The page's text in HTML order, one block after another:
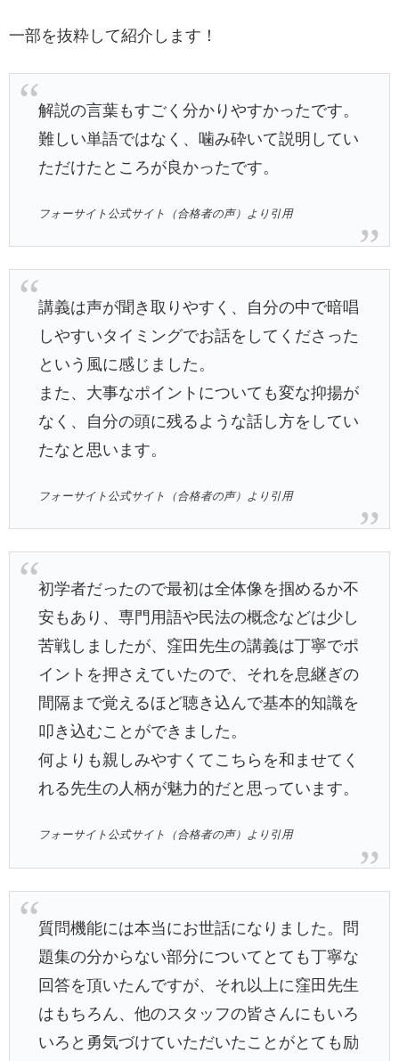
一部を抜粋して紹介します！
解説の言葉もすごく分かりやすかったです。
難しい単語ではなく、噛み砕いて説明してい
ただけたところが良かったです。
フォーサイト公式サイト（合格者の声）より引用
講義は声が聞き取りやすく、自分の中で暗唱
しやすいタイミングでお話をしてくださった
という風に感じました。
また、大事なポイントについても変な抑揚が
なく、自分の頭に残るような話し方をしてい
たなと思います。
フォーサイト公式サイト（合格者の声）より引用
初学者だったので最初は全体像を掴めるか不
安もあり、専門用語や民法の概念などは少し
苦戦しましたが、窪田先生の講義は丁寧でポ
イントを押さえていたので、それを息継ぎの
間隔まで覚えるほど聴き込んで基本的知識を
叩き込むことができました。
何よりも親しみやすくてこちらを和ませてく
れる先生の人柄が魅力的だと思っています。
フォーサイト公式サイト（合格者の声）より引用
質問機能には本当にお世話になりました。問
題集の分からない部分についてとても丁寧な
回答を頂いたんですが、それ以上に窪田先生
はもちろん、他のスタッフの皆さんにもいろ
いろと勇気づけていただいたことがとても励